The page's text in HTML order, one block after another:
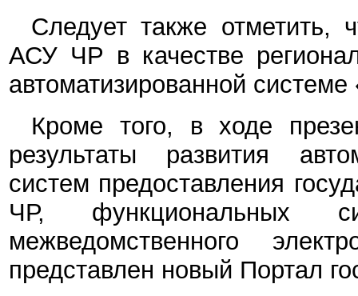
Следует также отметить,
АСУ ЧР в качестве
автоматизированной
Кроме того, в ходе
результаты развития
систем предоставления
ЧР, функциональных
межведомственного
представлен новый Портал